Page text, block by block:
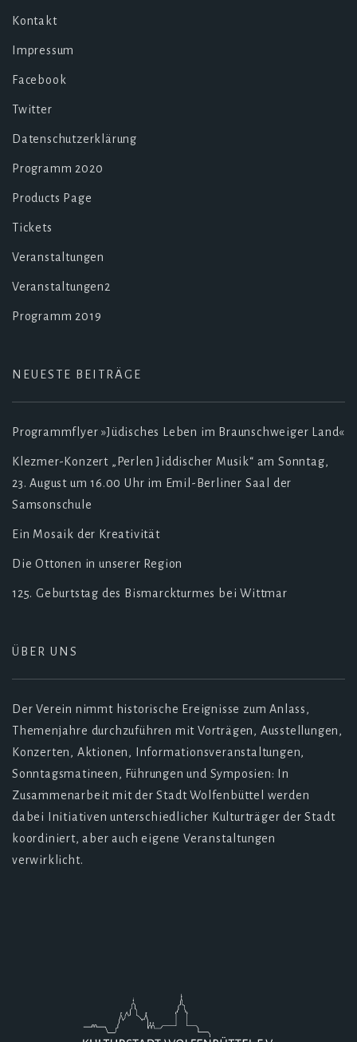
Kontakt
Impressum
Facebook
Twitter
Datenschutzerklärung
Programm 2020
Products Page
Tickets
Veranstaltungen
Veranstaltungen2
Programm 2019
NEUESTE BEITRÄGE
Programmflyer »Jüdisches Leben im Braunschweiger Land«
Klezmer-Konzert „Perlen Jiddischer Musik“ am Sonntag,
23. August um 16.00 Uhr im Emil-Berliner Saal der
Samsonschule
Ein Mosaik der Kreativität
Die Ottonen in unserer Region
125. Geburtstag des Bismarckturmes bei Wittmar
ÜBER UNS
Der Verein nimmt historische Ereignisse zum Anlass,
Themenjahre durchzuführen mit Vorträgen, Ausstellungen,
Konzerten, Aktionen, Informationsveranstaltungen,
Sonntagsmatineen, Führungen und Symposien: In
Zusammenarbeit mit der Stadt Wolfenbüttel werden
dabei Initiativen unterschiedlicher Kulturträger der Stadt
koordiniert, aber auch eigene Veranstaltungen
verwirklicht.